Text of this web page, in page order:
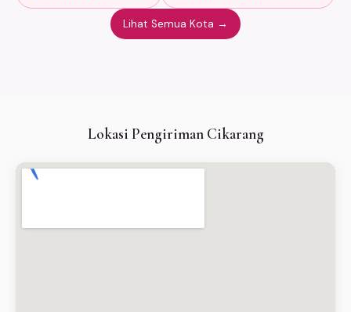
Lihat Semua Kota →
Lokasi Pengiriman Cikarang